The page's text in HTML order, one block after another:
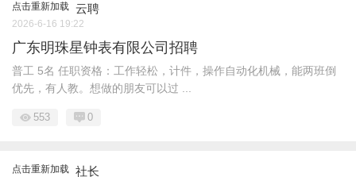
点击重新加载 云聘
2026-6-16 19:22
广东明珠星钟表有限公司招聘
普工 5名 任职资格：工作轻松，计件，操作自动化机械，能两班倒
优先，有人教。想做的朋友可以过 ...
553 0
点击重新加载 社长